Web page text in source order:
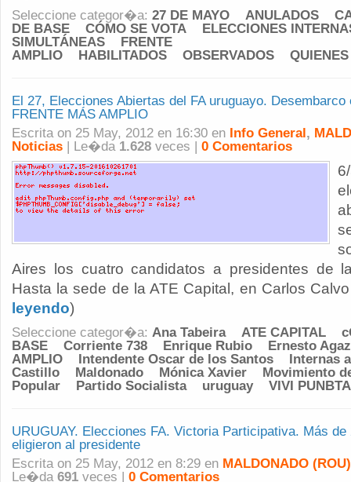
Seleccione categor�a: 27 DE MAYO ANULADOS
DE BASE
CÓMO SE VOTA
ELECCIONES
SIMULTÁNEAS
FRENTE
AMPLIO
HABILITADOS OBSERVADOS
El 27, Elecciones Abiertas del FA uruguayo. Desembarco
FRENTE MÁS AMPLIO
Escrita on 25 May, 2012 en 16:30 en Info General,
Noticias | Le�da 1.628 veces | 0 Comentarios
Aires los cuatro candidatos a presidentes de
Hasta la sede de la ATE Capital, en Carlos
leyendo)
Seleccione categor�a: Ana Tabeira ATE CAPITAL
BASE
Corriente 738 Enrique Rubio
Ernesto
AMPLIO
Intendente Oscar de los Santos
Internas
Castillo
Maldonado Mónica Xavier
Movimiento
Popular
Partido Socialista uruguay VIVI PUNBTA
URUGUAY. Elecciones FA. Victoria Participativa. Más
eligieron al presidente
Escrita on 25 May, 2012 en 8:29 en MALDONADO (ROU)
Le�da 691 veces | 0 Comentarios